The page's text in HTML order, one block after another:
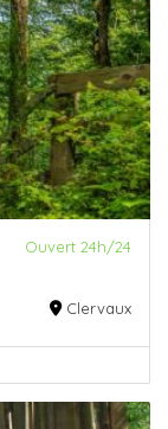
Ouvert 24h/24
Clervaux